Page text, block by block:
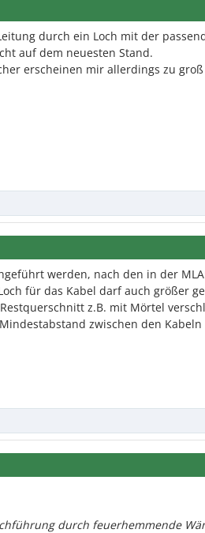
durch ein Loch mit der
auf dem neuesten Stand.
erscheinen mir allerdings zu
werden, nach den in der
für das Kabel darf auch größer
z.B. mit Mörtel
zwischen den
durch feuerhemmende